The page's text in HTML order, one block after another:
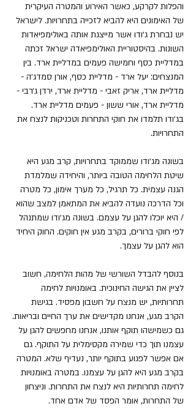
והפלות לקרקע, כאשר האירוע והמטרה העיקרית
של האימונים היא להביא לזכייה בתחרויות. לישראל
יש נבחרת ג׳ודו אשר מייצגת אותה באולימפיאדות
השונות. בהיסטוריית האולימפיאדה ישראל זכתה
במדליית כסף וחמישה פעמים במדליית ארד. בין
המנצחים: יעל ארד - מדליית כסף, אורן סמדג׳ה -
מדליית ארד, אריק זאבי - מדליית ארד, ירדן ג׳רבי -
מדליית ארד, אורי ששון - פעמים מדליית ארד.
בג׳ודו תלמדו את חוקי התחרות וטכניקות לנצח את
התחרויות.
בשונה מג׳ודו שממוקד בתחרויות, קרב מגע היא
שיטת הלחימה הטובה ביותר, והיחידה שמלמדת
הגנה עצמית. כל תרגיל, כל מערך אימון, כל מטרה
וכל הדרכה נועדה להביא את המתאמן למצב שהוא
/ היא יוכלו להגן על עצמם. בשונה מג׳ודו שמתנהל
לפי חוקי ברורים, בקרב מגע אין חוקים. החוק היחיד
הוא להגן על עצמך.
בנוסף להבדל השורשי של מהות הלחימה, חשוב
לציין את הגישה החינוכית. באומנויות לחימה
תחרותיות, יש מנצח על חשבון מפסיד. בגישת
הקרב מגע, אנחנו מקדישים את ערך החיים ובריאות.
גם כשמישהו תוקף אותנו, אנחנו מחפשים להגן על
עצמנו תוך כדי שמירה מקסימלית על התוקף. גם
אם אפשר לפגוע בתוקף יותר, נעדיף שלא. המטרה
בקרב מגע היא להגן על עצמנו. במטרה באומנויות
לחימה תחרותיות היא לנצח את התחרות. וניצחון
של התחרות, אומר הפסד של אדם אחד.